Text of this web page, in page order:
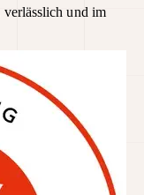
und im